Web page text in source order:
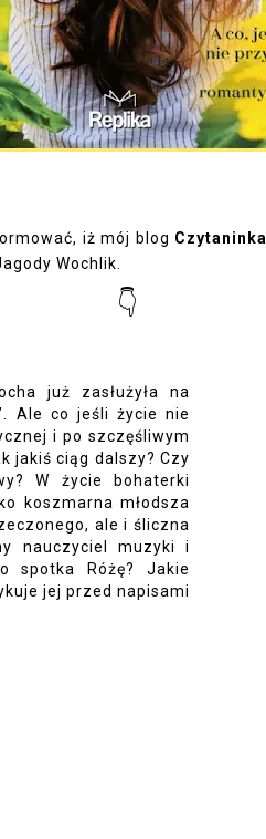
iż mój blog Czytaninka
Wochlik.
👇
już zasłużyła na
Ale co jeśli życie nie
i po szczęśliwym
jakiś ciąg dalszy? Czy
W życie bohaterki
koszmarna młodsza
ale i śliczna
nauczyciel muzyki i
spotka Różę? Jakie
jej przed napisami